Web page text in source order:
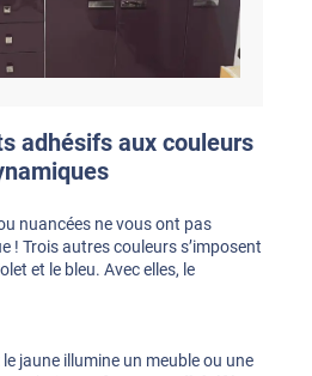
adhésifs aux couleurs
nuancées ne vous ont pas
! Trois autres couleurs s’imposent
et le bleu. Avec elles, le
jaune illumine un meuble ou une